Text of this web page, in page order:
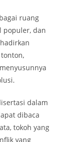
ruang
populer, dan
dalam
dibaca
tokoh yang
yang